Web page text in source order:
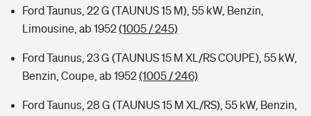
Ford Taunus, 22 G (TAUNUS 15 M), 55 kW, Benzin,
Limousine, ab 1952(1005 / 245)
Ford Taunus, 23 G (TAUNUS 15 M XL/RS COUPE), 55 kW,
Benzin, Coupe, ab 1952(1005 / 246)
Ford Taunus, 28 G (TAUNUS 15 M XL/RS), 55 kW, Benzin,